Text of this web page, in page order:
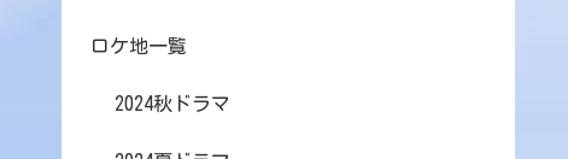
ロケ地一覧
2024秋ドラマ